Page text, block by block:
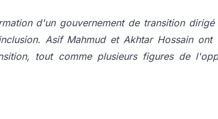
d'un gouvernement de transition dirigé
Asif Mahmud et Akhtar Hossain ont
tout comme plusieurs figures de